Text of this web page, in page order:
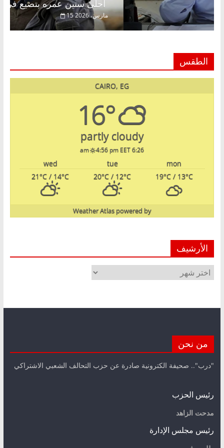
أحلى سنين عمره بتضيع في السجن
22 فبراير، 2026
الطقس
CAIRO, EG
16°
partly cloudy
6:26 am
4:56 pm EET
mon
tue
wed
19°C/ 13°C
20°C / 12°C
21°C / 14°C
powered by
Weather Atlas
الأرشيف
الأرشيف
من نحن
"درب".. صحيفة الكترونية صادرة عن حزب التحالف الشعبي الاشتراكي
رئيس الحزب
مدحت الزاهد
رئيس مجلس الإدارة